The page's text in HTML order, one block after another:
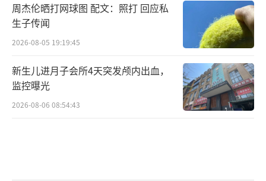
周杰伦晒打网球图 配文：照打 回应私
生子传闻
2026-08-05 19:19:45
新生儿进月子会所4天突发颅内出血，
监控曝光
2026-08-06 08:54:43